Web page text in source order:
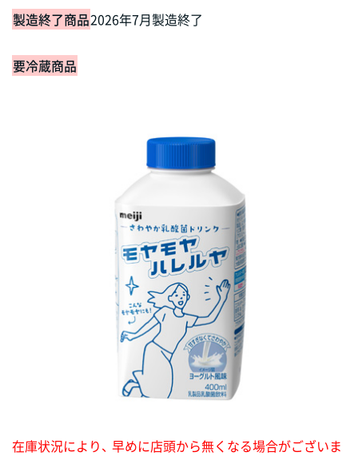
製造終了商品2026年7月製造終了
要冷蔵商品
在庫状況により、 早めに店頭から無くなる場合がございま